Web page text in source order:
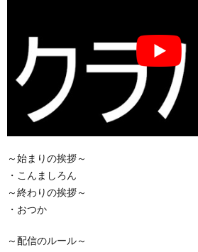
～始まりの挨拶～
・こんましろん
～終わりの挨拶～
・おつか
～配信のルール～